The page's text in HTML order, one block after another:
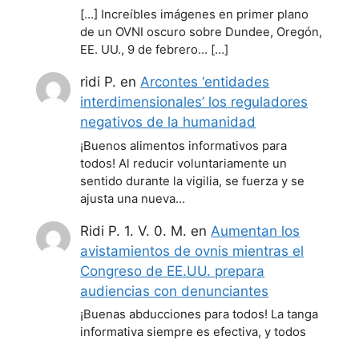
[…] Increíbles imágenes en primer plano
de un OVNI oscuro sobre Dundee, Oregón,
EE. UU., 9 de febrero… […]
ridi P. enArcontes ‘entidades
interdimensionales’ los reguladores
negativos de la humanidad
¡Buenos alimentos informativos para
todos! Al reducir voluntariamente un
sentido durante la vigilia, se fuerza y se
ajusta una nueva…
Ridi P. 1. V. 0. M. en Aumentan los
avistamientos de ovnis mientras el
Congreso de EE.UU. prepara
audiencias con denunciantes
¡Buenas abducciones para todos! La tanga
informativa siempre es efectiva, y todos